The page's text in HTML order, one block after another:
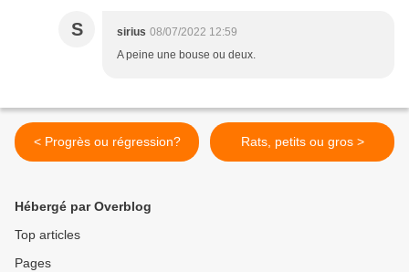
S sirius 08/07/2022 12:59
A peine une bouse ou deux.
< Progrès ou régression? Rats, petits ou gros >
Hébergé par Overblog
Top articles
Pages